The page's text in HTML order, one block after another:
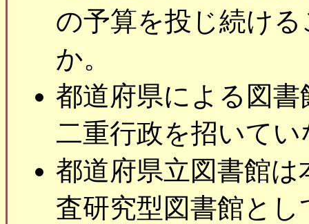
の予算を投じ続け
か。
都道府県による図
二重行政を招いて
都道府県立図書館
査研究型図書館と